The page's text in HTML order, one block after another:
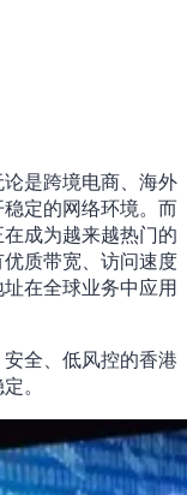
是跨境电商、海外
定的网络环境。而
成为越来越热门的
质带宽、访问速度
在全球业务中应用
全、低风控的香港
。